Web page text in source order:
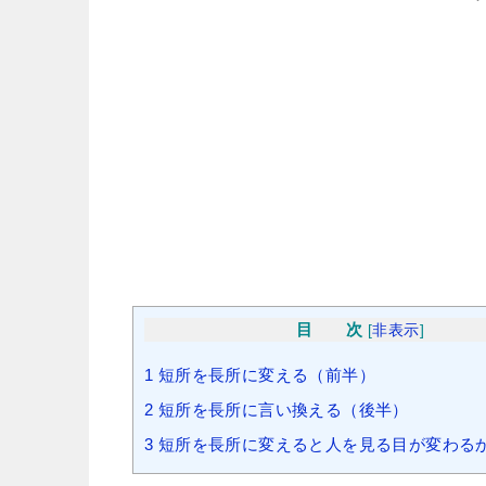
目 次 [非表示]
1 短所を長所に変える（前半）
2 短所を長所に言い換える（後半）
3 短所を長所に変えると人を見る目が変わる